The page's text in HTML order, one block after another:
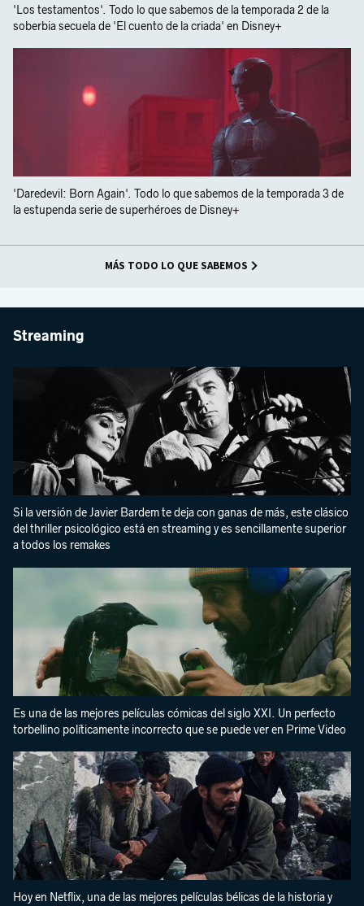
'Los testamentos'. Todo lo que sabemos de la temporada 2 de la
soberbia secuela de 'El cuento de la criada' en Disney+
'Daredevil: Born Again'. Todo lo que sabemos de la temporada 3 de
la estupenda serie de superhéroes de Disney+
MÁS TODO LO QUE SABEMOS
Streaming
Si la versión de Javier Bardem te deja con ganas de más, este clásico
del thriller psicológico está en streaming y es sencillamente superior
a todos los remakes
Es una de las mejores películas cómicas del siglo XXI. Un perfecto
torbellino políticamente incorrecto que se puede ver en Prime Video
Hoy en Netflix, una de las mejores películas bélicas de la historia y